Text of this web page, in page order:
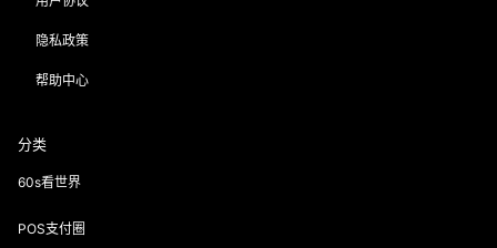
隐私政策
帮助中心
分类
60s看世界
POS支付圈